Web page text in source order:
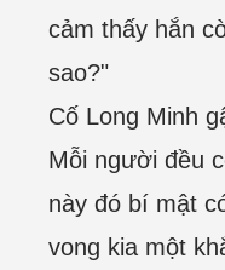
cảm thấy hắn
sao?"
Cố Long Minh
Mỗi người đều
này đó bí mật
vong kia một